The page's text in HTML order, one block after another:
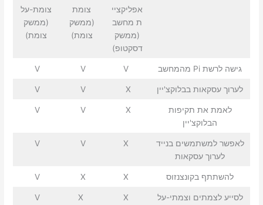
אפליקציי
ת מחשב
(ממשק
דסקטופ)
צומת
(ממשק
צומת)
צומת-על
(ממשק
צומת)
גישה לרשת Pi מהמחשב V
V
לערוך עסקאות בבלוקצ'יין X
V
V
לאמת את תקיפות
הבלוקצ'יין
X
V
V
לאפשר למשתמשים בנייד
לערוך עסקאות
V
V
להשתתף בקונצנזוס X
V
לסייע לצמתים וצמתי-על
V